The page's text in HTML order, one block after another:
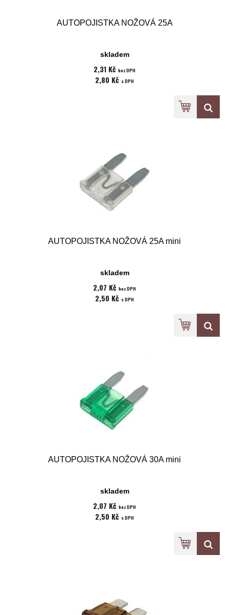
AUTOPOJISTKA NOŽOVÁ 25A
skladem
2,31 Kč bez DPH
2,80 Kč s DPH
AUTOPOJISTKA NOŽOVÁ 25A mini
skladem
2,07 Kč bez DPH
2,50 Kč s DPH
AUTOPOJISTKA NOŽOVÁ 30A mini
skladem
2,07 Kč bez DPH
2,50 Kč s DPH